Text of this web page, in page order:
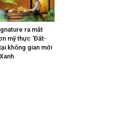
ra mắt
mỹ thực ‘Đất-
không gian mới